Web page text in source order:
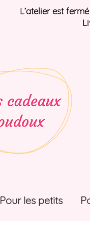
L’atelier est
Pour les petits